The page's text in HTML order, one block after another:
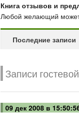
Книга отзывов и
Любой желающий может
Последние записи
Записи
09 дек 2008 в